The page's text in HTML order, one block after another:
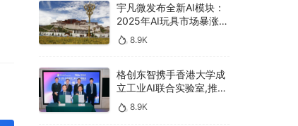
宇凡微发布全新AI模块：
2025年AI玩具市场暴涨
400亿，90%传统厂商的
生死战即将打响
8.9K
格创东智携手香港大学成
立工业AI联合实验室,推进
AMHS智能物料搬运调度
系统研发
8.9K